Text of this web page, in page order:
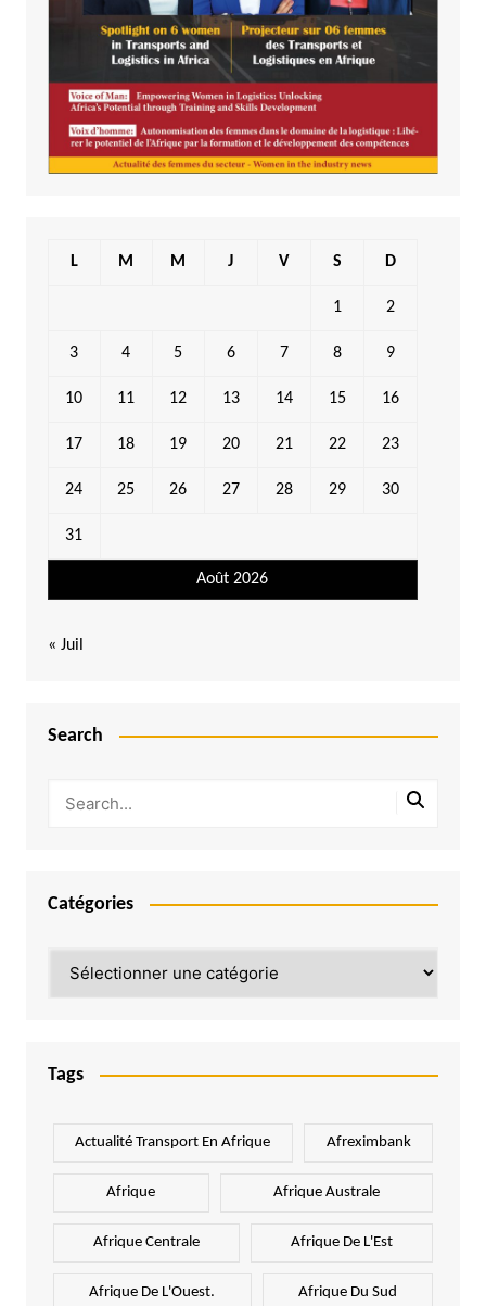
Août 2026
L M M J V S D
1 2
3 4 5 6 7 8 9
10 11 12 13 14 15 16
17 18 19 20 21 22 23
24 25 26 27 28 29 30
31
« Juil
Search
Catégories
Tags
Actualité Transport En Afrique Afreximbank
Afrique Afrique Australe
Afrique Centrale Afrique De L'Est
Afrique De L'Ouest. Afrique Du Sud